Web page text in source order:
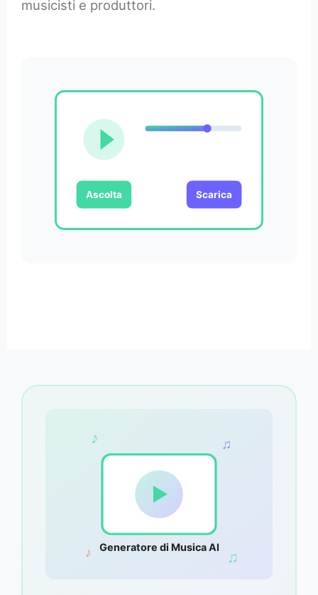
musicisti e produttori.
Ascolta Scarica
Generatore di Musica AI
♪ ♫
♪ ♫